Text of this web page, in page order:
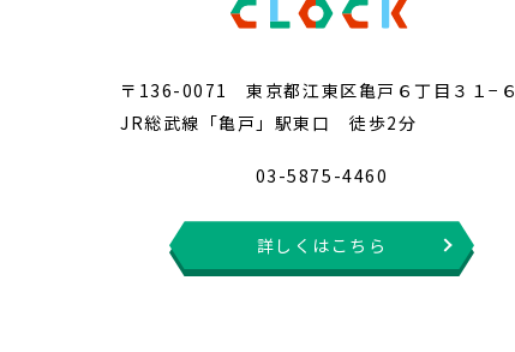
〒136-0071 東京都江東区亀戸６丁目３１−６
JR総武線「亀戸」駅東口 徒歩2分
03-5875-4460
詳しくはこちら